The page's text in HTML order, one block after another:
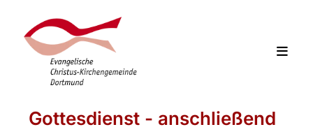
Gottesdienst - anschließend